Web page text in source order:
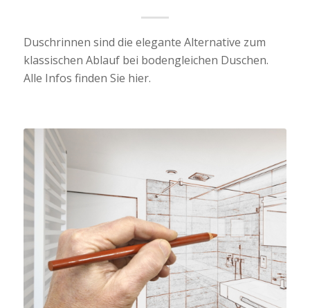
Duschrinnen sind die elegante Alternative zum
klassischen Ablauf bei bodengleichen Duschen.
Alle Infos finden Sie hier.